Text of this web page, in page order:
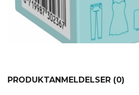
PRODUKTANMELDELSER (0)